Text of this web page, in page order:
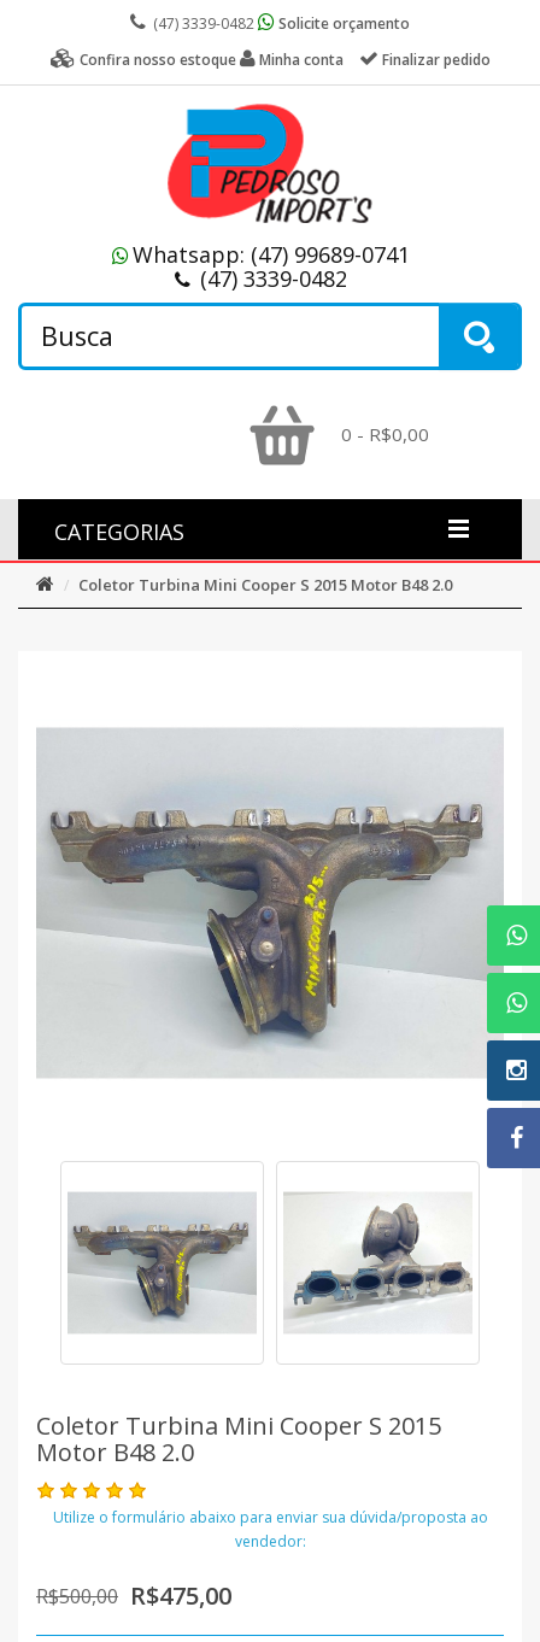
(47) 3339-0482
Solicite orçamento
Confira nosso estoque
Minha conta Finalizar pedido
Whatsapp: (47) 99689-0741
(47) 3339-0482
0 - R$0,00
CATEGORIAS
Coletor Turbina Mini Cooper S 2015 Motor B48 2.0
Coletor Turbina Mini Cooper S 2015
Motor B48 2.0
Utilize o formulário abaixo para enviar sua dúvida/proposta ao
vendedor:
R$500,00 R$475,00